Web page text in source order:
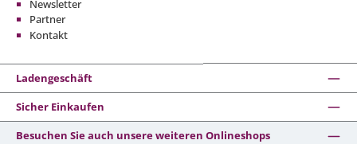
Newsletter
Partner
Kontakt
Ladengeschäft
Sicher Einkaufen
Besuchen Sie auch unsere weiteren Onlineshops